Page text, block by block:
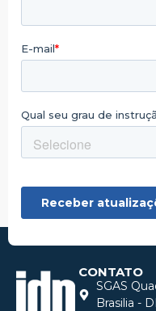
CONTATO
SGAS
Brasilia -